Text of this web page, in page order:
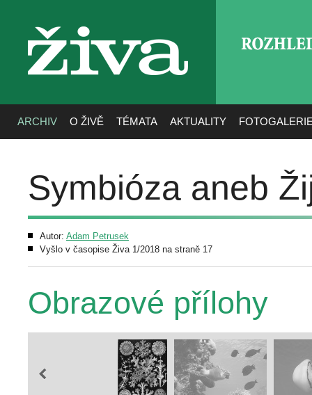
živa
ARCHIV O ŽIVĚ TÉMATA AKTUALITY
Symbióza aneb
Autor: Adam Petrusek
Vyšlo v časopise Živa 1/2018 na straně 17
Obrazové přílohy